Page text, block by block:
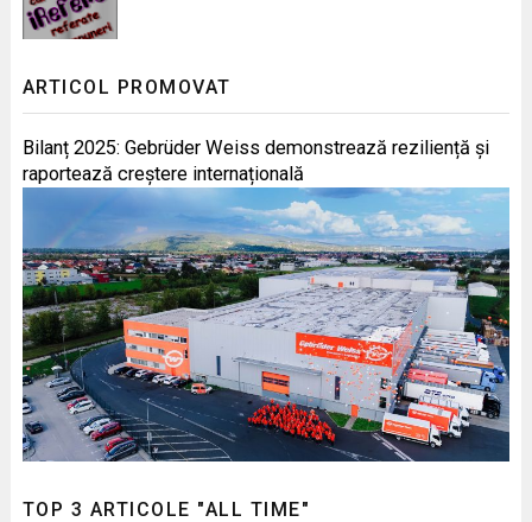
ARTICOL PROMOVAT
Bilanț 2025: Gebrüder Weiss demonstrează reziliență și
raportează creștere internațională
TOP 3 ARTICOLE "ALL TIME"